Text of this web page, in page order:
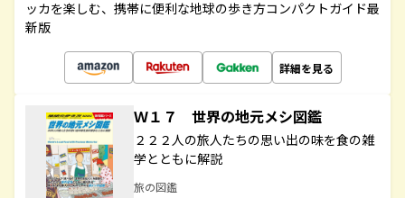
ッカを楽しむ、携帯に便利な地球の歩き方コンパクトガイド最
新版
詳細を見る
Ｗ１７ 世界の地元メシ図鑑
２２２人の旅人たちの思い出の味を食の雑
学とともに解説
旅の図鑑